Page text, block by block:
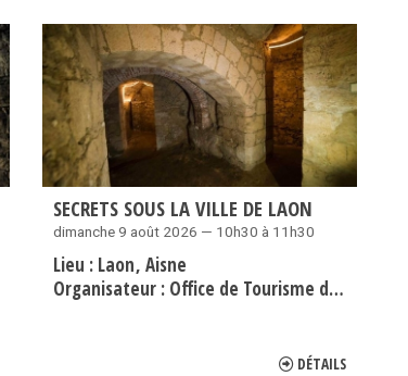
SECRETS SOUS LA VILLE DE LAON
dimanche 9 août 2026 — 10h30 à 11h30
Lieu : Laon Aisne
Organisateur : Office de Tourisme du Pays de Laon
DÉTAILS